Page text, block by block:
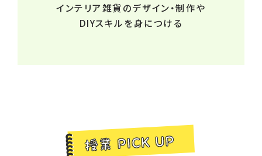
インテリア雑貨のデザイン・制作や
DIYスキルを身につける